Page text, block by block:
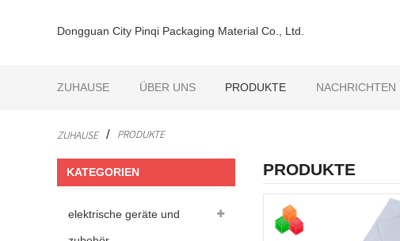
Dongguan City Pinqi Packaging Material Co., Ltd.
ZUHAUSE ÜBER UNS PRODUKTE NACHRICHTEN
ZUHAUSE PRODUKTE
KATEGORIEN
elektrische geräte und
PRODUKTE